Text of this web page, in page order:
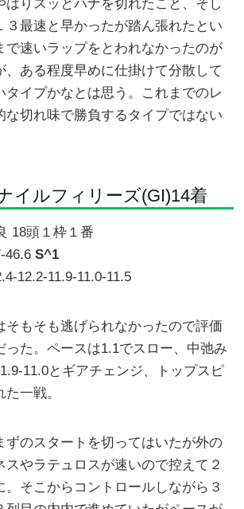
はりスッとハナを切れたこと、そし
３最速と早かったが踏ん張れたとい
で速いラップをとわれなかったのが
、ある程度早めに仕掛けて分散して
タイプかなとは思う。これまでのレ
な切れ味で勝負するタイプではない
イルフィリーズ(GI)14着
18頭１枠１番
46.6S^1
12.2-11.9-11.0-11.5
そもそも逃げられなかったので評価
った。ペースは1.1でスロー、中弛み
11.0とギアチェンジ、トップスピ
一戦。
ずのスタートを切ってはいたが外の
スやラテュロスが速いので控えて２
。そこからコントロールしながら３